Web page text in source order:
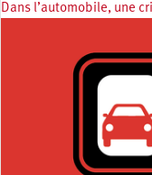
Dans l’automobile, une